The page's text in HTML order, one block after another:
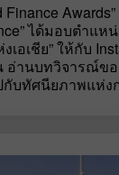
Finance
ได้มอบตำแห
เอเชีย” ให้กับ
อ่านบทวิจารณ์ขอ
กับทัศนียภาพแห่